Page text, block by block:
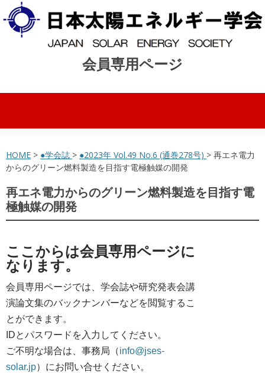
会員専用ページ
コンテンツへスキップ
HOME > ●学会誌 > ●2023年 Vol.49 No.6 (通巻278号) > 再エネ電力
からのグリーン燃料製造を目指す電極触媒の開発
再エネ電力からのグリーン燃料製造を目指す電
極触媒の開発
ここからは会員専用ページに
なります。
会員専用ページでは、学会誌や研究発表会講
演論文集のバックナンバーなどを閲覧するこ
とができます。
IDとパスワードを入力してください。
ご不明な場合は、事務局（info@jses-
solar.jp）にお問い合せください。